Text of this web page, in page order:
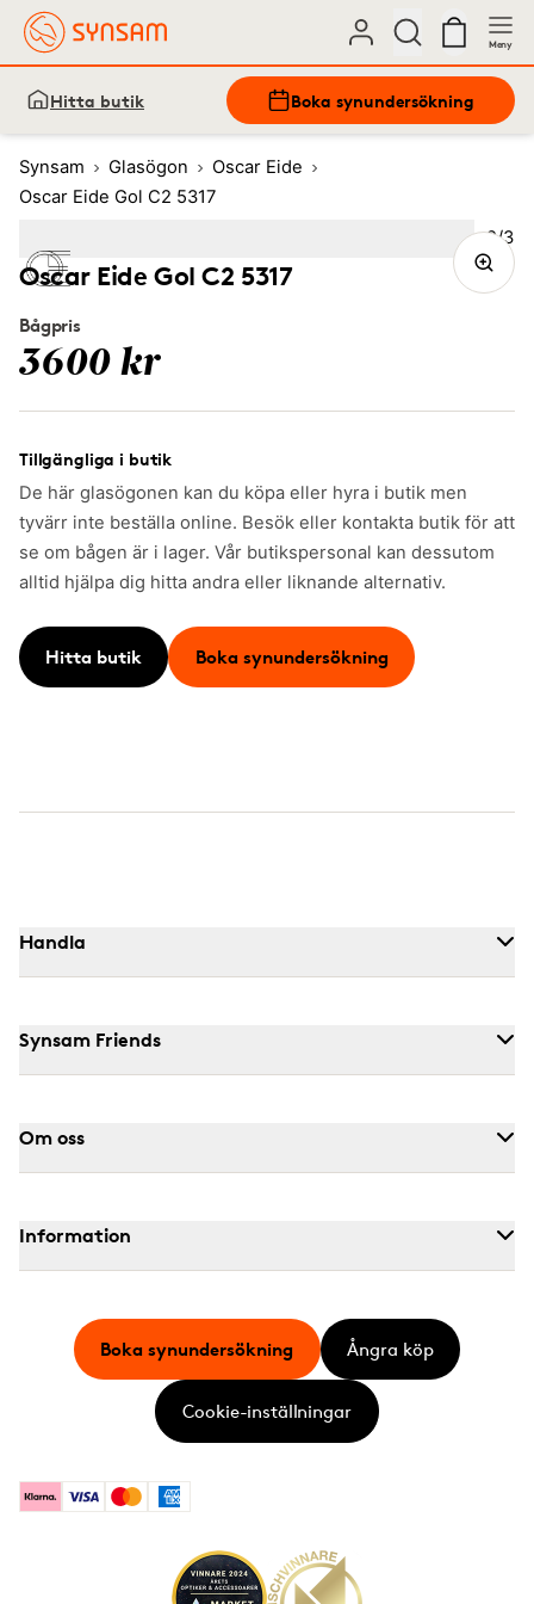
Meny
Hitta butik Boka synundersökning
Synsam Glasögon
Oscar Eide
Oscar Eide Gol C2 5317
Oscar Eide Gol C2 5317
Bågpris
3600 kr
Tillgängliga i butik
De här glasögonen kan du köpa eller hyra i butik men
tyvärr inte beställa online. Besök eller kontakta butik för att
se om bågen är i lager. Vår butikspersonal kan dessutom
alltid hjälpa dig hitta andra eller liknande alternativ.
Hitta butik Boka synundersökning
Bild
2/3
3
Handla
Synsam Friends
Om oss
Information
KlarnaVisa MastercardAmerican Express
Boka synundersökning Ångra köp
Cookie-inställningar